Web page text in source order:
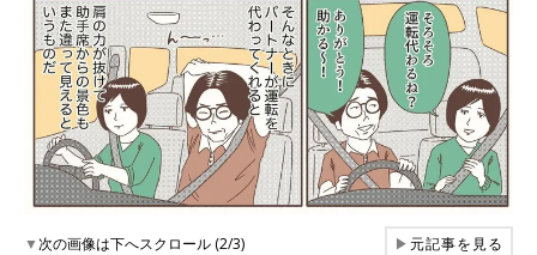
▼次の画像は下へスクロール (2/3) ▶元記事を見る